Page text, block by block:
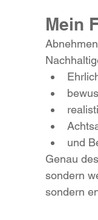
Mein
und
Genau
sondern
sondern